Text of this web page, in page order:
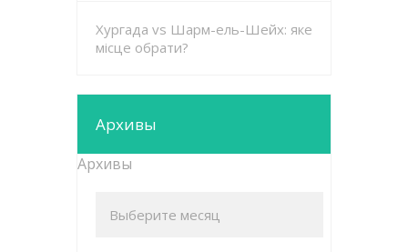
Хургада vs Шарм-ель-Шейх: яке
місце обрати?
Архивы
Архивы